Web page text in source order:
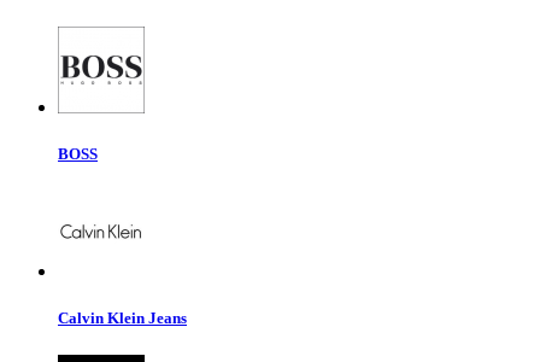
BOSS
Calvin Klein Jeans